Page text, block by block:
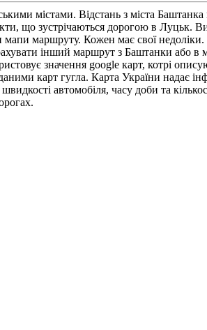
містами. Відстань з міста
що зустрічаються дорогою в Луцьк.
маршруту. Кожен має свої
інший маршрут з Баштанки або в
значення google карт, котрі
карт гугла. Карта України надає
автомобіля, часу доби та